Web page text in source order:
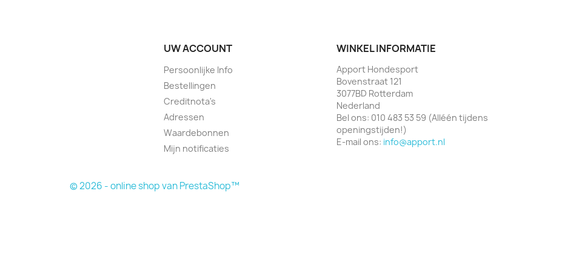
UW ACCOUNT
Persoonlijke Info
Bestellingen
Creditnota's
Adressen
Waardebonnen
Mijn notificaties
WINKEL INFORMATIE
Apport Hondesport
Bovenstraat 121
3077BD Rotterdam
Nederland
Bel ons: 010 483 53 59 (Alléén tijdens
openingstijden!)
E-mail ons: info@apport.nl
© 2026 - online shop van PrestaShop™